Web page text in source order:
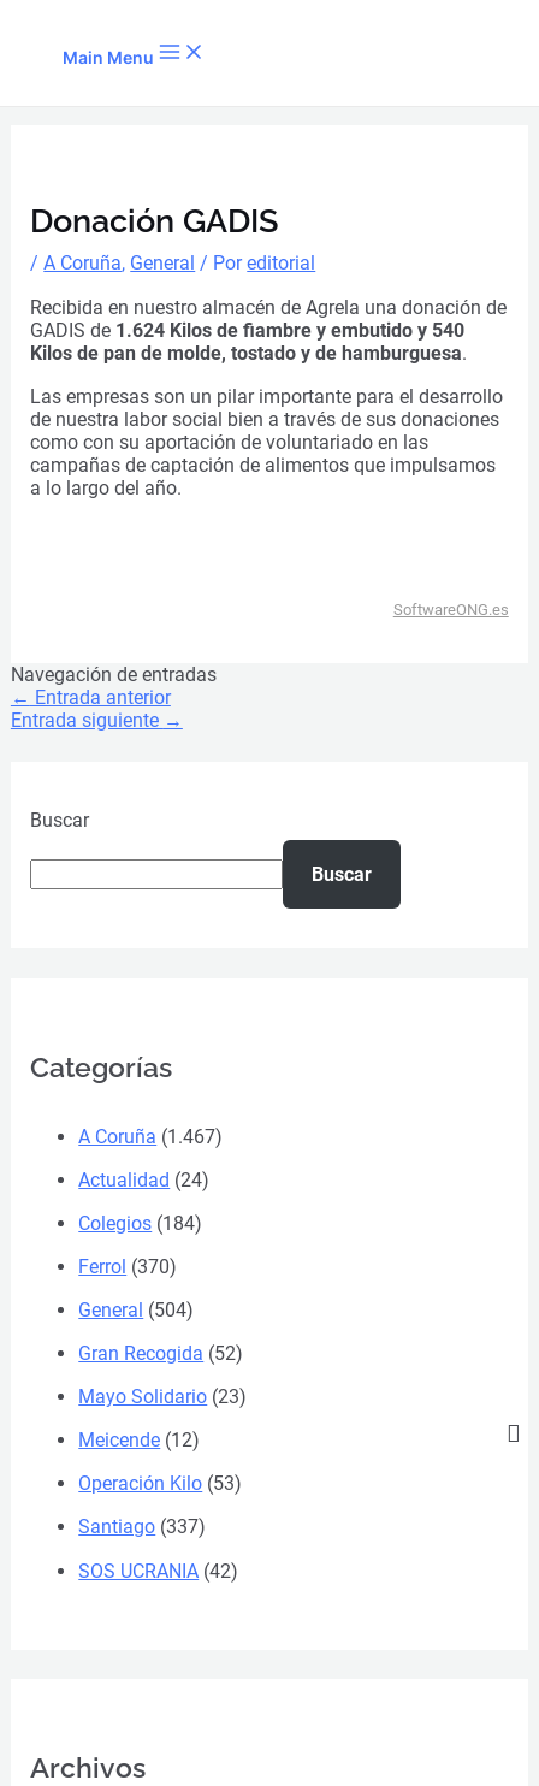
Main Menu
Donación GADIS
/A Coruña, General / Poreditorial
Recibida en nuestro almacén de Agrela una donación de
GADIS de 1.624 Kilos de fiambre y embutido y 540
Kilos de pan de molde, tostado y de hamburguesa.
Las empresas son un pilar importante para el desarrollo
de nuestra labor social bien a través de sus donaciones
como con su aportación de voluntariado en las
campañas de captación de alimentos que impulsamos
a lo largo del año.
SoftwareONG.es
Navegación de entradas
← Entrada anterior
Entrada siguiente →
Buscar
Buscar
Categorías
A Coruña (1.467)
Actualidad (24)
Colegios (184)
Ferrol (370)
General (504)
Gran Recogida (52)
Mayo Solidario (23)
Meicende (12)
Operación Kilo (53)
Santiago (337)
SOS UCRANIA (42)
Archivos